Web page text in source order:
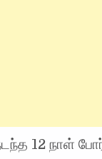
12 நாள்